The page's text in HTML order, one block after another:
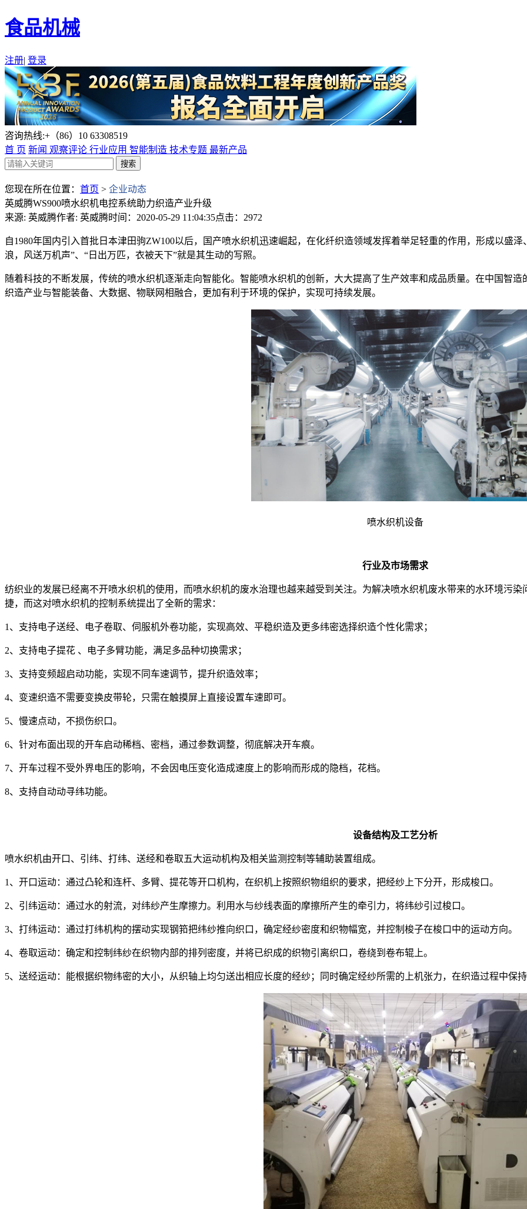
食品机械
注册| 登录
咨询热线:+（86）10 63308519
首 页 新闻 观察评论 行业应用 智能制造 技术专题 最新产品
您现在所在位置： 首页 > 企业动态
英威腾WS900喷水织机电控系统助力织造产业升级
来源: 英威腾作者: 英威腾时间：2020-05-29 11:04:35点击：2972
自1980年国内引入首批日本津田驹ZW100以后，国产喷水织机迅速崛起，在化纤织造领域发挥着举足轻重的作用，形成以盛
浪，风送万机声”、“日出万匹，衣被天下”就是其生动的写照。
随着科技的不断发展，传统的喷水织机逐渐走向智能化。智能喷水织机的创新，大大提高了生产效率和成品质量。在中国智
织造产业与智能装备、大数据、物联网相融合，更加有利于环境的保护，实现可持续发展。
喷水织机设备
行业及市场需求
纺织业的发展已经离不开喷水织机的使用，而喷水织机的废水治理也越来越受到关注。为解决喷水织机废水带来的水环境污
捷，而这对喷水织机的控制系统提出了全新的需求：
1、支持电子送经、电子卷取、伺服机外卷功能，实现高效、平稳织造及更多纬密选择织造个性化需求；
2、支持电子提花 、电子多臂功能，满足多品种切换需求；
3、支持变频超启动功能，实现不同车速调节，提升织造效率；
4、变速织造不需要变换皮带轮，只需在触摸屏上直接设置车速即可。
5、慢速点动，不损伤织口。
6、针对布面出现的开车启动稀档、密档，通过参数调整，彻底解决开车痕。
7、开车过程不受外界电压的影响，不会因电压变化造成速度上的影响而形成的隐档，花档。
8、支持自动动寻纬功能。
设备结构及工艺分析
喷水织机由开口、引纬、打纬、送经和卷取五大运动机构及相关监测控制等辅助装置组成。
1、开口运动：通过凸轮和连杆、多臂、提花等开口机构，在织机上按照织物组织的要求，把经纱上下分开，形成梭口。
2、引纬运动：通过水的射流，对纬纱产生摩擦力。利用水与纱线表面的摩擦所产生的牵引力，将纬纱引过梭口。
3、打纬运动：通过打纬机构的摆动实现钢筘把纬纱推向织口，确定经纱密度和织物幅宽，并控制梭子在梭口中的运动方向。
4、卷取运动：确定和控制纬纱在织物内部的排列密度，并将已织成的织物引离织口，卷绕到卷布辊上。
5、送经运动：能根据织物纬密的大小，从织轴上均匀送出相应长度的经纱；同时确定经纱所需的上机张力，在织造过程中保持